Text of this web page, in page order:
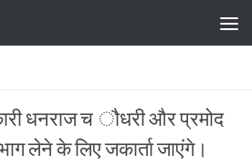
धनराज च ौधरी और प्रमोद
लेने के लिए जकार्ता जाएंगे।